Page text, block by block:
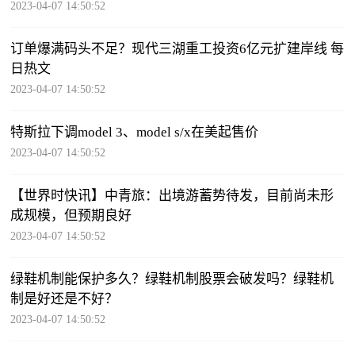
2023-04-07 14:50:52
订单爆满码头不足？现代三湖重工投资6亿元扩建岸线 每
日热文
2023-04-07 14:50:52
特斯拉下调model 3、model s/x在美起售价
2023-04-07 14:50:52
【世界时快讯】中青旅：出境游蓄势待发，目前尚未形
成规模，但预期良好
2023-04-07 14:50:52
绿鞋机制能保护多久？绿鞋机制股票会破发吗？绿鞋机
制是好还是不好？
2023-04-07 14:50:52